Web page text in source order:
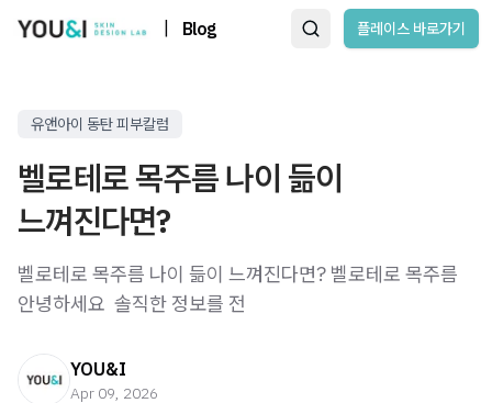
Blog 플레이스 바로가기
유앤아이 동탄 피부칼럼
벨로테로 목주름 나이 듦이
느껴진다면?
벨로테로 목주름 나이 듦이 느껴진다면? 벨로테로 목주름 ​
안녕하세요 ​ 솔직한 정보를 전
YOU&I
Apr 09, 2026